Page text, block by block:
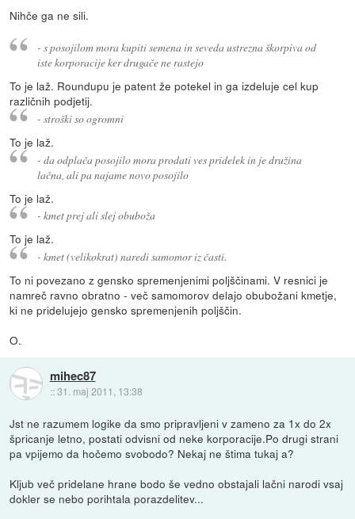
Nihče ga ne sili.
- s posojilom mora kupiti semena in seveda ustrezna škorpiva od
iste korporacije ker drugače ne rastejo
To je laž. Roundupu je patent že potekel in ga izdeluje cel kup
različnih podjetij.
- stroški so ogromni
To je laž.
- da odplača posojilo mora prodati ves pridelek in je družina
lačna, ali pa najame novo posojilo
To je laž.
- kmet prej ali slej obuboža
To je laž.
- kmet (velikokrat) naredi samomor iz časti.
To ni povezano z gensko spremenjenimi poljščinami. V resnici je
namreč ravno obratno - več samomorov delajo obubožani kmetje,
ki ne pridelujejo gensko spremenjenih poljščin.
O.
mihec87
::31. maj 2011, 13:38
Jst ne razumem logike da smo pripravljeni v zameno za 1x do 2x
špricanje letno, postati odvisni od neke korporacije.Po drugi strani
pa vpijemo da hočemo svobodo? Nekaj ne štima tukaj a?
Kljub več pridelane hrane bodo še vedno obstajali lačni narodi vsaj
dokler se nebo porihtala porazdelitev...